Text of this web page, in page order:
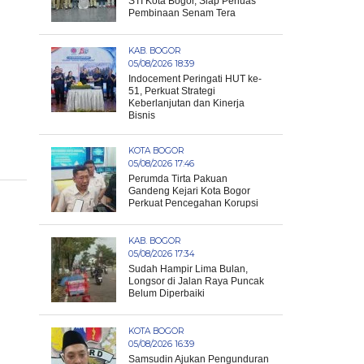
Pembinaan Senam Tera
KAB. BOGOR
05/08/2026 18:39
Indocement Peringati HUT ke-
51, Perkuat Strategi
Keberlanjutan dan Kinerja
Bisnis
KOTA BOGOR
05/08/2026 17:46
Perumda Tirta Pakuan
Gandeng Kejari Kota Bogor
Perkuat Pencegahan Korupsi
KAB. BOGOR
05/08/2026 17:34
Sudah Hampir Lima Bulan,
Longsor di Jalan Raya Puncak
Belum Diperbaiki
KOTA BOGOR
05/08/2026 16:39
Samsudin Ajukan Pengunduran